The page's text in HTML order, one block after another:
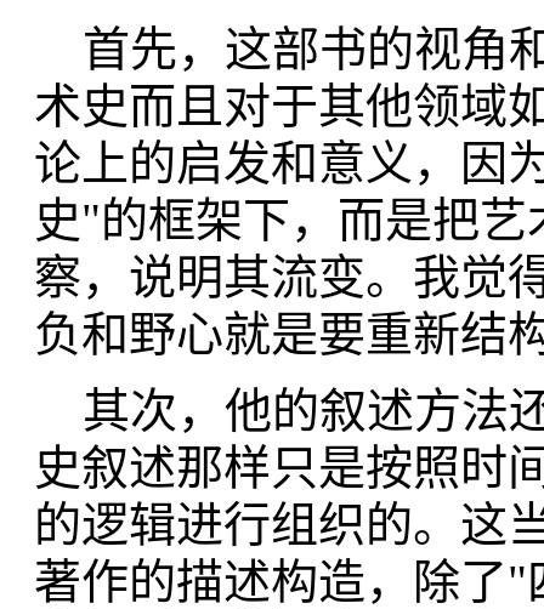
首先，这部书的视角
术史而且对于其他领域
论上的启发和意义，因
史"的框架下，而是把
察，说明其流变。我觉
负和野心就是要重新结
其次，他的叙述方法
史叙述那样只是按照时
的逻辑进行组织的。这
著作的描述构造，除了